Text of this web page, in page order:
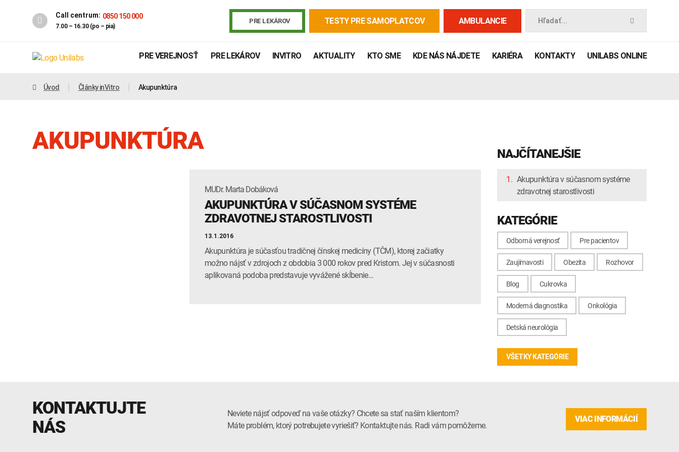
Call centrum: 0850 150 000
7.00 – 16.30 (po – pia)
PRE LEKÁROV TESTY PRE SAMOPLATCOV AMBULANCIE Hľadať...
Covid-19 Žiadanky a tlačivá
INTOLERANCIA POTRAVÍN Lymská borelióza Human papillomavirus (HPV)
PRE VEREJNOSŤ PRE LEKÁROV INVITRO AKTUALITY KTO SME KDE NÁS NÁJDETE KARIÉRA KONTAKTY UNILABS ONLINE
Úvod Články inVitro Akupunktúra
AKUPUNKTÚRA
MUDr. Marta Dobáková
AKUPUNKTÚRA V SÚČASNOM SYSTÉME
ZDRAVOTNEJ STAROSTLIVOSTI
13.1.2016
Akupunktúra je súčasťou tradičnej čínskej medicíny (TČM), ktorej začiatky
možno nájsť v zdrojoch z obdobia 3 000 rokov pred Kristom. Jej v súčasnosti
aplikovaná podoba predstavuje vyvážené skĺbenie…
NAJČÍTANEJŠIE
1. Akupunktúra v súčasnom systéme
zdravotnej starostlivosti
KATEGÓRIE
Odborná verejnosť Pre pacientov
Zaujímavosti Obezita Rozhovor
Blog Cukrovka
Moderná diagnostika Onkológia
Detská neurológia
VŠETKY KATEGÓRIE
KONTAKTUJTE
NÁS
Neviete nájsť odpoveď na vaše otázky? Chcete sa stať naším klientom?
Máte problém, ktorý potrebujete vyriešiť? Kontaktujte nás. Radi vám pomôžeme.
VIAC INFORMÁCIÍ